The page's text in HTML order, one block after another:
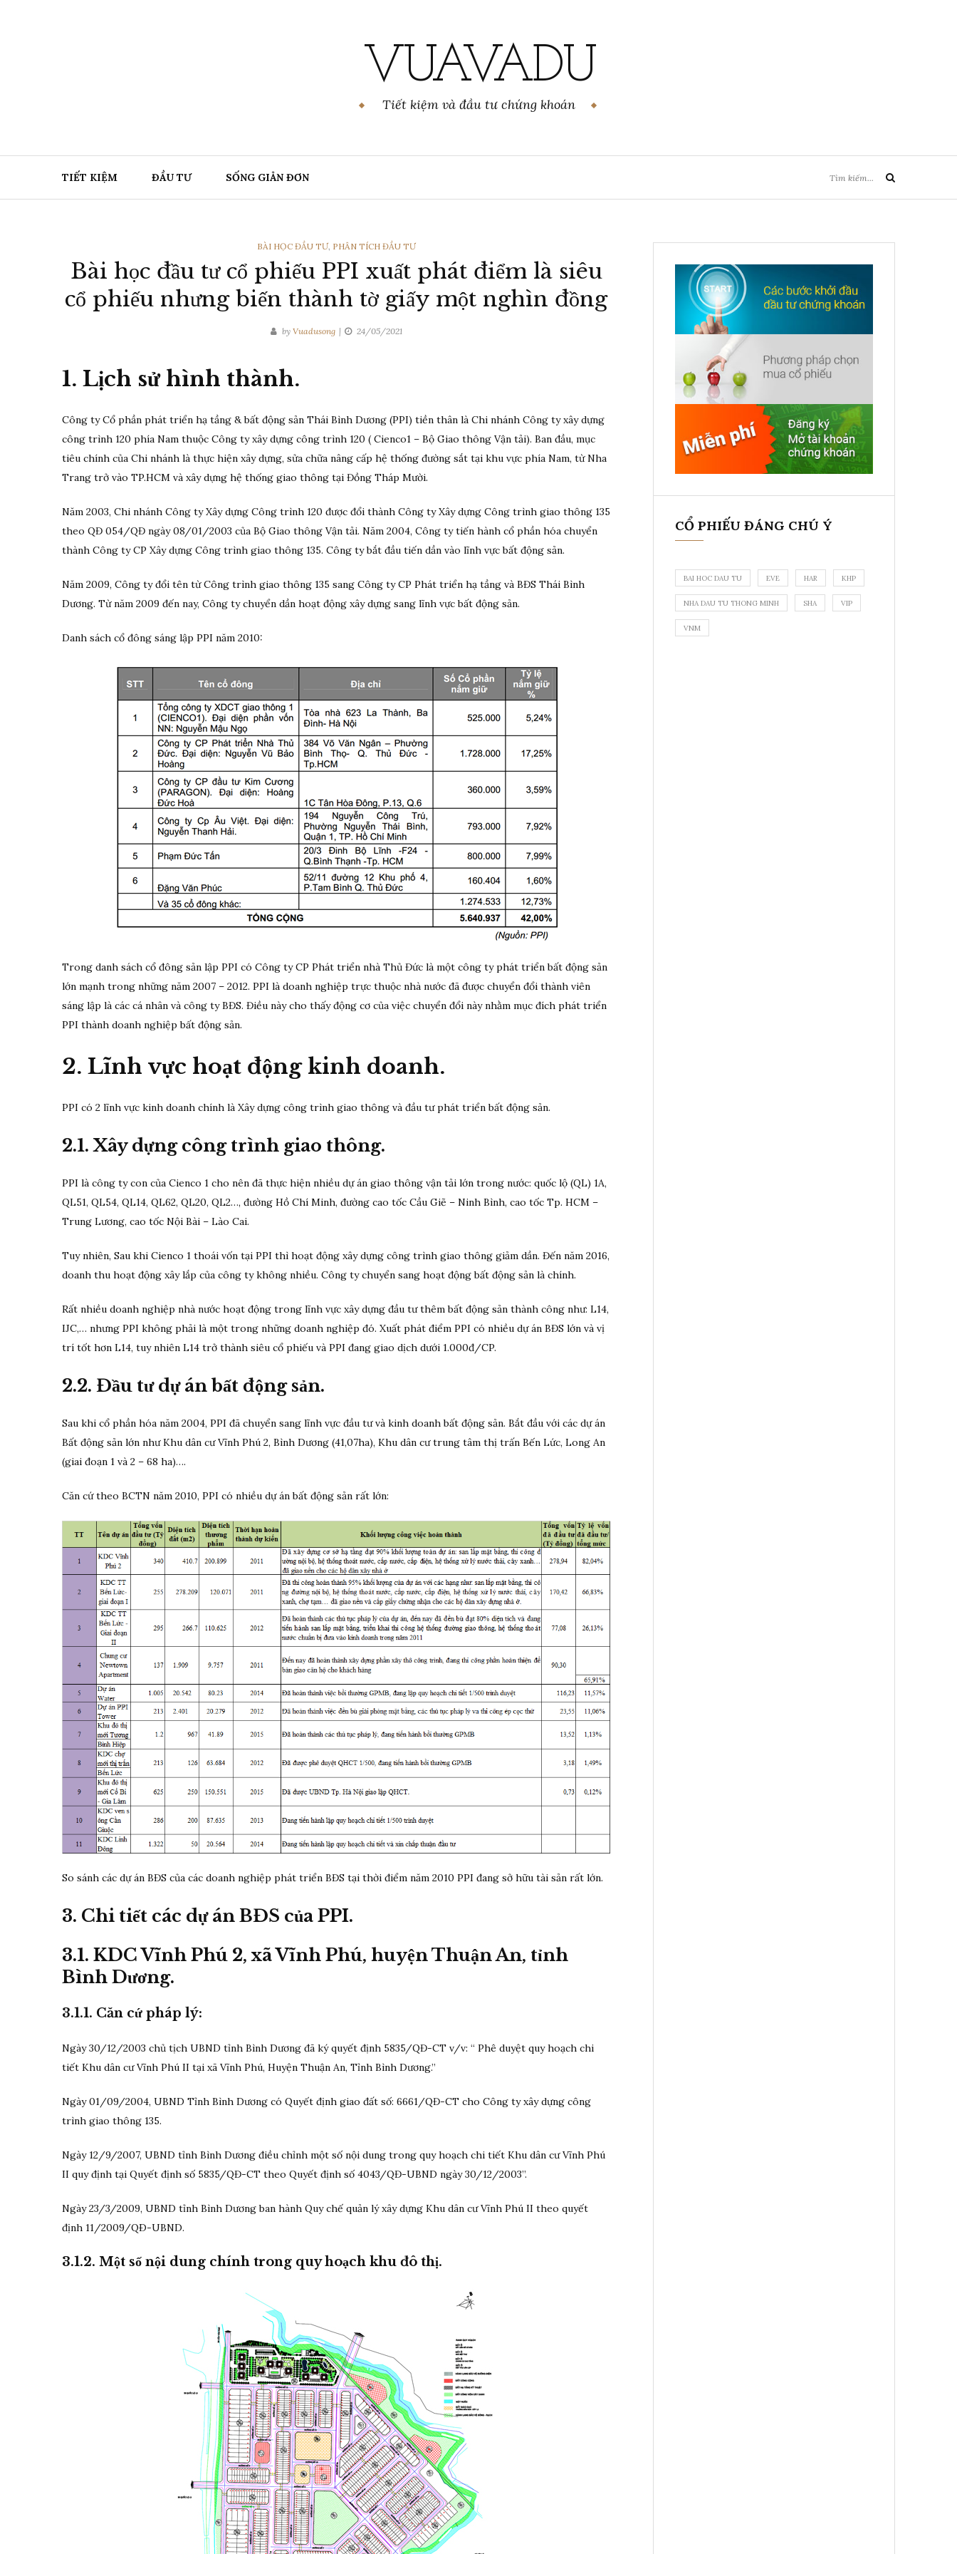
VUAVADU
Tiết kiệm và đầu tư chứng khoán
TIẾT KIỆM ĐẦU TƯ SỐNG GIẢN ĐƠN
kiếm:
Tìm
THỂ
LOẠI
BÀI HỌC ĐẦU TƯ, PHÂN TÍCH ĐẦU TƯ
Bài học đầu tư cổ phiếu PPI xuất phát điểm là siêu
cổ phiếu nhưng biến thành tờ giấy một nghìn đồng
by Vuadusong 24/05/2021
1. Lịch sử hình thành.
Công ty Cổ phần phát triển hạ tầng & bất động sản Thái Bình Dương (PPI) tiền thân là Chi nhánh Công ty xây dựng
công trình 120 phía Nam thuộc Công ty xây dựng công trình 120 ( Cienco1 – Bộ Giao thông Vận tải). Ban đầu, mục
tiêu chính của Chi nhánh là thực hiện xây dựng, sửa chữa nâng cấp hệ thống đường sắt tại khu vực phía Nam, từ Nha
Trang trở vào TP.HCM và xây dựng hệ thống giao thông tại Đồng Tháp Mười.
Năm 2003, Chi nhánh Công ty Xây dựng Công trình 120 được đổi thành Công ty Xây dựng Công trình giao thông 135
theo QĐ 054/QĐ ngày 08/01/2003 của Bộ Giao thông Vận tải. Năm 2004, Công ty tiến hành cổ phần hóa chuyển
thành Công ty CP Xây dựng Công trình giao thông 135. Công ty bắt đầu tiến dần vào lĩnh vực bất động sản.
Năm 2009, Công ty đổi tên từ Công trình giao thông 135 sang Công ty CP Phát triển hạ tầng và BĐS Thái Bình
Dương. Từ năm 2009 đến nay, Công ty chuyển dần hoạt động xây dựng sang lĩnh vực bất động sản.
Danh sách cổ đông sáng lập PPI năm 2010:
Trong danh sách cổ đông sản lập PPI có Công ty CP Phát triển nhà Thủ Đức là một công ty phát triển bất động sản
lớn mạnh trong những năm 2007 – 2012. PPI là doanh nghiệp trực thuộc nhà nước đã được chuyển đổi thành viên
sáng lập là các cá nhân và công ty BĐS. Điều này cho thấy động cơ của việc chuyển đổi này nhằm mục đích phát triển
PPI thành doanh nghiệp bất động sản.
2. Lĩnh vực hoạt động kinh doanh.
PPI có 2 lĩnh vực kinh doanh chính là Xây dựng công trình giao thông và đầu tư phát triển bất động sản.
2.1. Xây dựng công trình giao thông.
PPI là công ty con của Cienco 1 cho nên đã thực hiện nhiều dự án giao thông vận tải lớn trong nước: quốc lộ (QL) 1A,
QL51, QL54, QL14, QL62, QL20, QL2…, đường Hồ Chí Minh, đường cao tốc Cầu Giẽ – Ninh Bình, cao tốc Tp. HCM –
Trung Lương, cao tốc Nội Bài – Lào Cai.
Tuy nhiên, Sau khi Cienco 1 thoái vốn tại PPI thì hoạt động xây dựng công trình giao thông giảm dần. Đến năm 2016,
doanh thu hoạt động xây lắp của công ty không nhiều. Công ty chuyển sang hoạt động bất động sản là chính.
Rất nhiều doanh nghiệp nhà nước hoạt động trong lĩnh vực xây dựng đầu tư thêm bất động sản thành công như: L14,
IJC,… nhưng PPI không phải là một trong những doanh nghiệp đó. Xuất phát điểm PPI có nhiều dự án BĐS lớn và vị
trí tốt hơn L14, tuy nhiên L14 trở thành siêu cổ phiếu và PPI đang giao dịch dưới 1.000đ/CP.
2.2. Đầu tư dự án bất động sản.
Sau khi cổ phần hóa năm 2004, PPI đã chuyển sang lĩnh vực đầu tư và kinh doanh bất động sản. Bắt đầu với các dự án
Bất động sản lớn như Khu dân cư Vĩnh Phú 2, Bình Dương (41,07ha), Khu dân cư trung tâm thị trấn Bến Lức, Long An
(giai đoạn 1 và 2 – 68 ha)….
Căn cứ theo BCTN năm 2010, PPI có nhiều dự án bất động sản rất lớn:
So sánh các dự án BĐS của các doanh nghiệp phát triển BĐS tại thời điểm năm 2010 PPI đang sở hữu tài sản rất lớn.
3. Chi tiết các dự án BĐS của PPI.
3.1. KDC Vĩnh Phú 2, xã Vĩnh Phú, huyện Thuận An, tỉnh
Bình Dương.
3.1.1. Căn cứ pháp lý:
Ngày 30/12/2003 chủ tịch UBND tỉnh Bình Dương đã ký quyết định 5835/QĐ-CT v/v: “ Phê duyệt quy hoạch chi
tiết Khu dân cư Vĩnh Phú II tại xã Vĩnh Phú, Huyện Thuận An, Tỉnh Bình Dương.”
Ngày 01/09/2004, UBND Tỉnh Bình Dương có Quyết định giao đất số: 6661/QĐ-CT cho Công ty xây dựng công
trình giao thông 135.
Ngày 12/9/2007, UBND tỉnh Bình Dương điều chỉnh một số nội dung trong quy hoạch chi tiết Khu dân cư Vĩnh Phú
II quy định tại Quyết định số 5835/QĐ-CT theo Quyết định số 4043/QĐ-UBND ngày 30/12/2003”.
Ngày 23/3/2009, UBND tỉnh Bình Dương ban hành Quy chế quản lý xây dựng Khu dân cư Vĩnh Phú II theo quyết
định 11/2009/QÐ-UBND.
3.1.2. Một số nội dung chính trong quy hoạch khu đô thị.
CỔ PHIẾU ĐÁNG CHÚ Ý
BAI HOC DAU TU EVE HAR KHP
NHA DAU TU THONG MINH SHA VIP
VNM